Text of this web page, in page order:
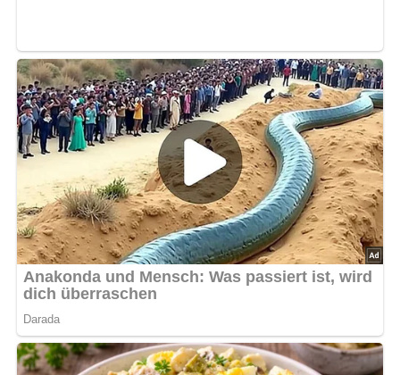
Zwiebel darin andünsten (bis die Zwiebel glasig ist). Pilze
zufügen, alles kurz durchschmoren lassen, die mit Mehl
und dem Pilzwasser verquirlten, mit etwas Pfeffer
gewürzten Eier darübergießen und bei kleiner Flamme
stocken lassen. Mit Petersilie bestreuen. Salat und Brot
dazu servieren.
Abonniere jetzt unseren Newsletter!
Kein Spam, kein Bullshit, keine Weitergabe deiner Mailadresse an Dritte!